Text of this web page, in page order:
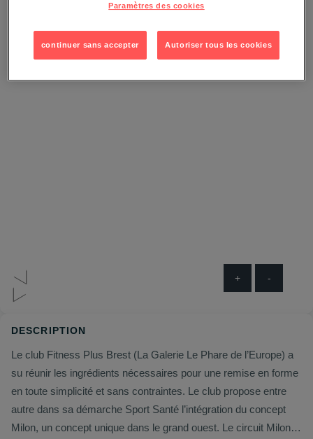
+ -
DESCRIPTION
Le club Fitness Plus Brest (La Galerie Le Phare de l’Europe) a
su réunir les ingrédients nécessaires pour une remise en forme
en toute simplicité et sans contraintes. Le club propose entre
autre dans sa démarche Sport Santé l’intégration du concept
Milon, un concept unique dans le grand ouest. Le circuit Milon
Paramètres des cookies
continuer sans accepter Autoriser tous les cookies